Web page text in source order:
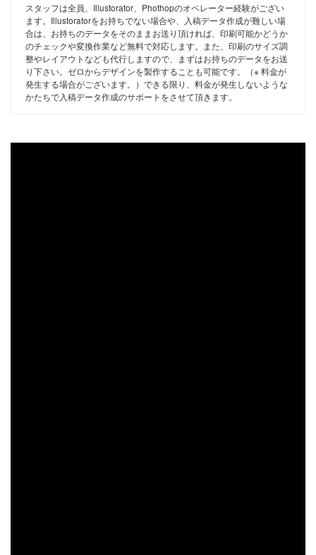
スタッフは全員、Illustorator、Phothopのオペレーター経験がござい
ます。Illustoratorをお持ちでない場合や、入稿データ作成が難しい場
合は、お持ちのデータをそのままお送り頂ければ、印刷可能かどうか
のチェックや変換作業など無料で対応します。また、印刷のサイズ調
整やレイアウトなども代行しますので、まずはお持ちのデータをお送
り下さい。ゼロからデザインを製作することも可能です。（※ 料金が
発生する場合がございます。）できる限り、料金が発生しないような
かたちで入稿データ作成のサポートをさせて頂きます。